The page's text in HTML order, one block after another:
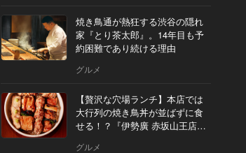
焼き鳥通が熱狂する渋谷の隠れ
家『とり茶太郎』。14年目も予
約困難であり続ける理由
グルメ
【贅沢な穴場ランチ】本店では
大行列の焼き鳥丼が並ばずに食
せる！？『伊勢廣 赤坂山王店』
グルメ